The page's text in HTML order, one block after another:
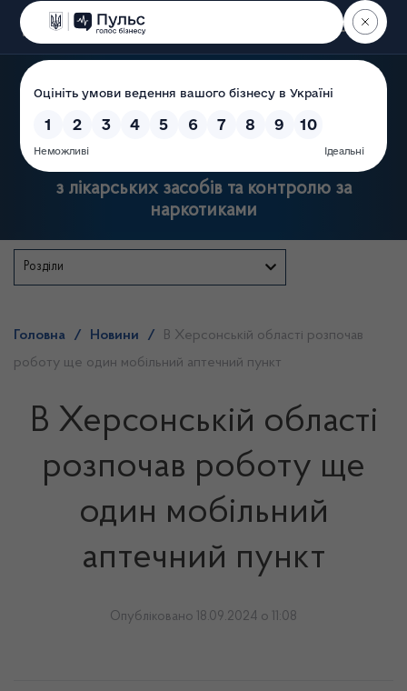
Пошук
Державна служба України
з лікарських засобів та контролю за
наркотиками
Розділи
Головна / Новини /
В Херсонській області розпочав
роботу ще один мобільний аптечний пункт
В Херсонській області
розпочав роботу ще
один мобільний
аптечний пункт
Опубліковано 18.09.2024 о 11:08